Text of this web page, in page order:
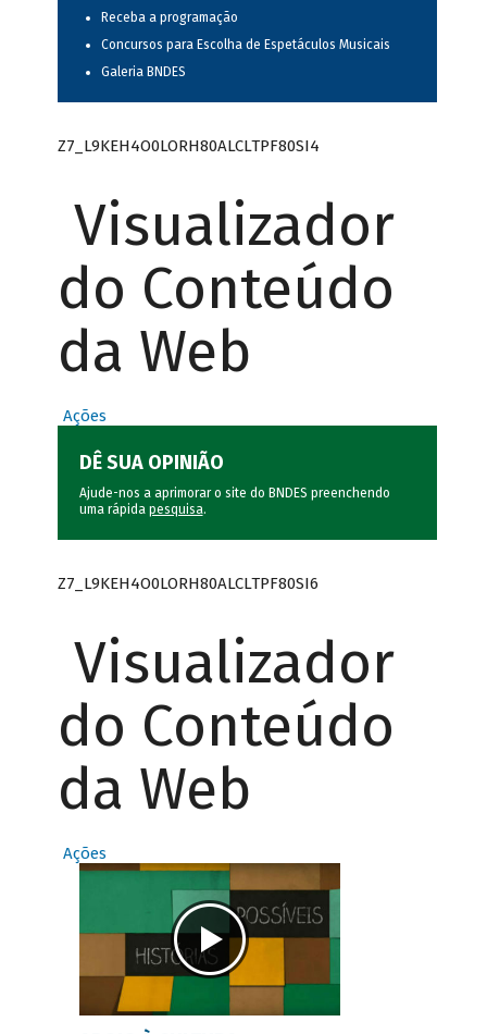
Receba a programação
Concursos para Escolha de Espetáculos Musicais
Galeria BNDES
Z7_L9KEH4O0LORH80ALCLTPF80SI4
Visualizador
do Conteúdo
da Web
Ações
DÊ SUA OPINIÃO
Ajude-nos a aprimorar o site do BNDES preenchendo
uma rápida pesquisa.
Z7_L9KEH4O0LORH80ALCLTPF80SI6
Visualizador
do Conteúdo
da Web
Ações